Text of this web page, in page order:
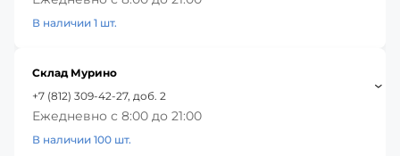
В наличии 1 шт.
Склад Мурино
+7 (812) 309-42-27, доб. 2
Ежедневно с 8:00 до 21:00
В наличии 100 шт.